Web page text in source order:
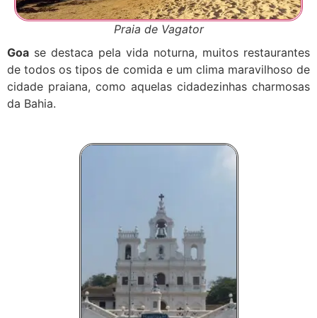
Praia de Vagator
Goa se destaca pela vida noturna, muitos restaurantes
de todos os tipos de comida e um clima maravilhoso de
cidade praiana, como aquelas cidadezinhas charmosas
da Bahia.